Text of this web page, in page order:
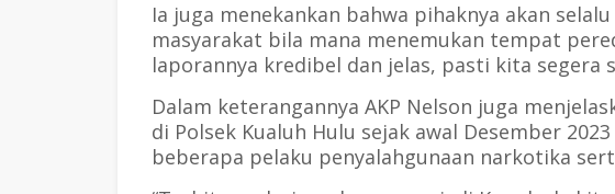
Ia juga menekankan bahwa pihaknya akan
masyarakat bila mana menemukan tempat
laporannya kredibel dan jelas, pasti kita segera
Dalam keterangannya AKP Nelson juga
di Polsek Kualuh Hulu sejak awal Desember
beberapa pelaku penyalahgunaan narkotika